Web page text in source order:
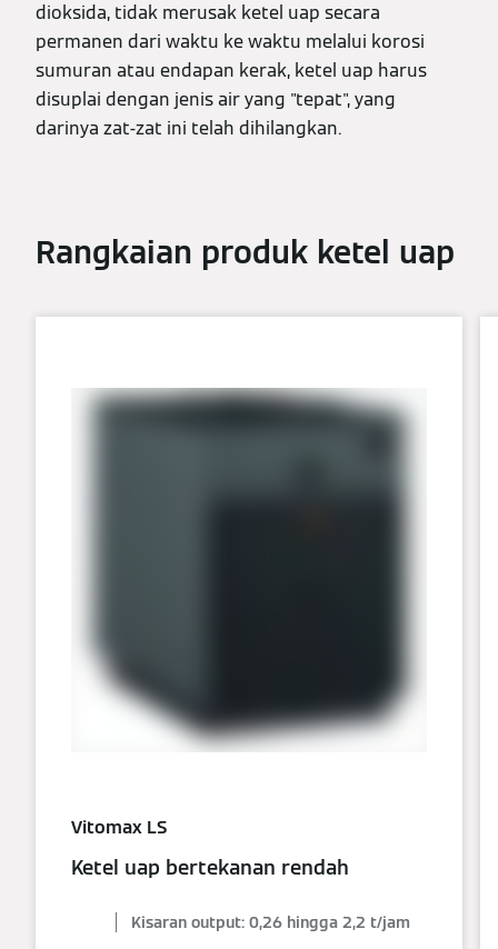
dioksida, tidak merusak ketel uap secara
permanen dari waktu ke waktu melalui korosi
sumuran atau endapan kerak, ketel uap harus
disuplai dengan jenis air yang "tepat", yang
darinya zat-zat ini telah dihilangkan.
Rangkaian produk ketel uap
Vitomax LS
Ketel uap bertekanan rendah
Kisaran output: 0,26 hingga 2,2 t/jam